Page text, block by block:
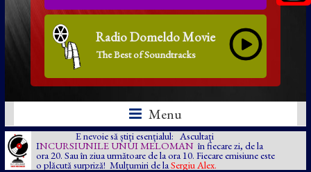
Radio Domeldo Movie
The Best of Soundtracks
Menu
E nevoie să știți esențialul: Ascultați
INCURSIUNILE UNUI MELOMAN în fiecare zi, de la
ora 20. Sau în ziua următoare de la ora 10. Fiecare emisiune este
o plăcută surpriză! Mulțumiri de la Sergiu Alex.